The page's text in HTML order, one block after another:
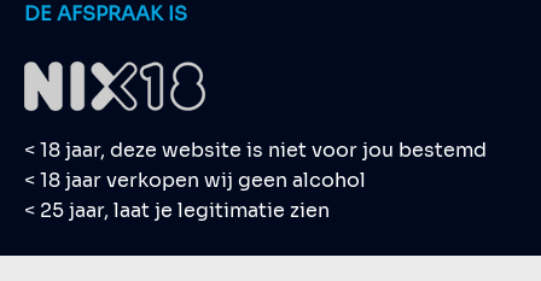
DE AFSPRAAK IS
< 18 jaar, deze website is niet voor jou bestemd
< 18 jaar verkopen wij geen alcohol
< 25 jaar, laat je legitimatie zien